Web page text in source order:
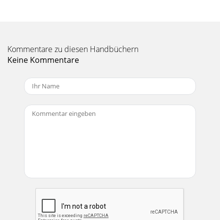
2These instructions are intended to help restore any ailing
S408 Passive Loudspeaker back to factory working
Seite 13
3Top left woofer replacement: 11 Six screws need to be
removed from each side of the front of the grill (twelve
distributed.Top left woofer replace
Seite 15
5Top right woofer replacement: 22 Eight screws need to be
removed from the woofer using the phillips head
Kommentare zu diesen Handbüchern
Keine Kommentare